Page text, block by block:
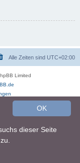
Alle Zeiten sind UTC+02:00
Limited
OK
dieser Seite